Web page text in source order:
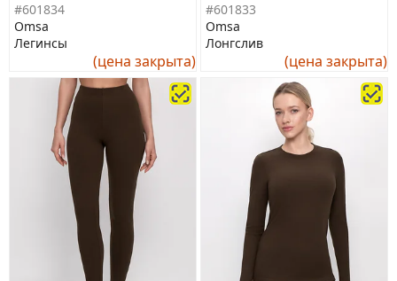
#601834
Omsa
Легинсы
(цена закрыта)
#601833
Omsa
Лонгслив
(цена закрыта)